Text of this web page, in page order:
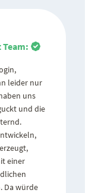
leider nur
uns
und die
einer
Da würde